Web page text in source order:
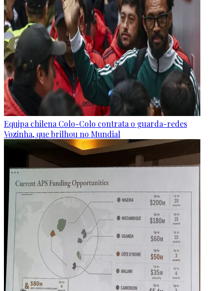
Equipa chilena Colo-Colo contrata o guarda-redes
Vozinha, que brilhou no Mundial